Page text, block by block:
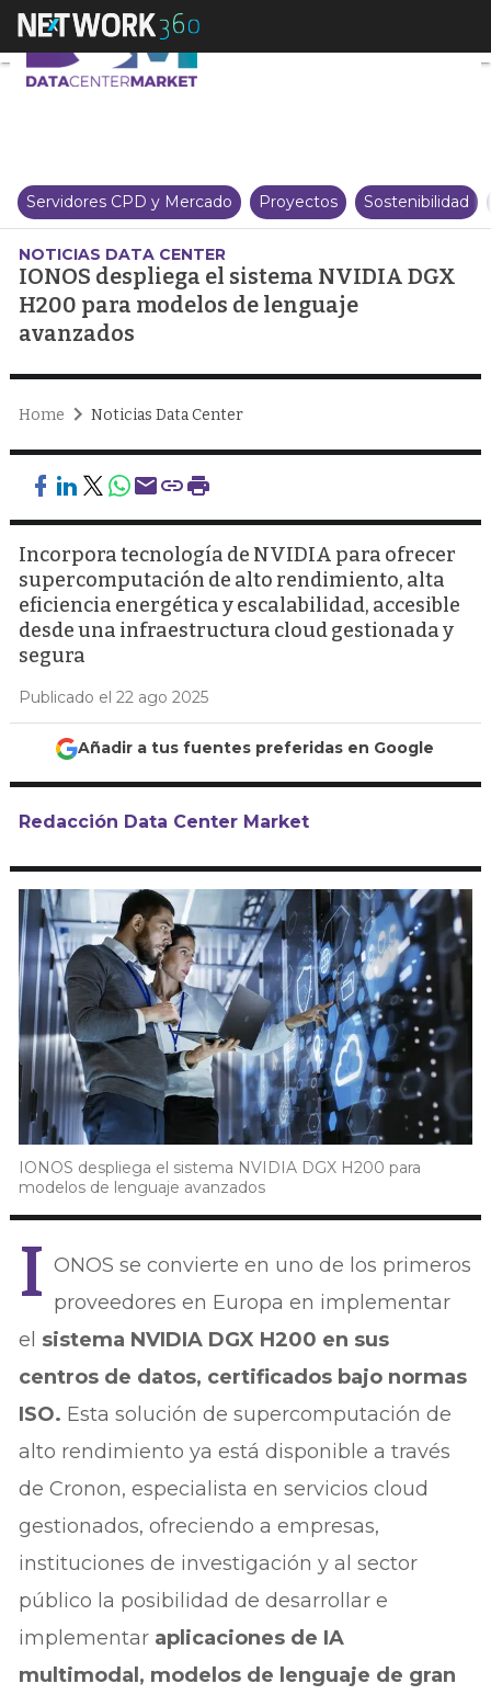
IONOS despliega el sistema
Servidores CPD y Mercado Proyectos Sostenibilidad
NOTICIAS DATA CENTER
IONOS despliega el sistema NVIDIA DGX
H200 para modelos de lenguaje
avanzados
Home Noticias Data Center
Incorpora tecnología de NVIDIA para ofrecer
supercomputación de alto rendimiento, alta
eficiencia energética y escalabilidad, accesible
desde una infraestructura cloud gestionada y
segura
Publicado el 22 ago 2025
Añadir a tus fuentes preferidas en Google
Redacción Data Center Market
IONOS despliega el sistema NVIDIA DGX H200 para
modelos de lenguaje avanzados
I ONOS se convierte en uno de los primeros
proveedores en Europa en implementar
el sistema NVIDIA DGX H200 en sus
centros de datos, certificados bajo normas
ISO. Esta solución de supercomputación de
alto rendimiento ya está disponible a través
de Cronon, especialista en servicios cloud
gestionados, ofreciendo a empresas,
instituciones de investigación y al sector
público la posibilidad de desarrollar e
implementar aplicaciones de IA
multimodal, modelos de lenguaje de gran